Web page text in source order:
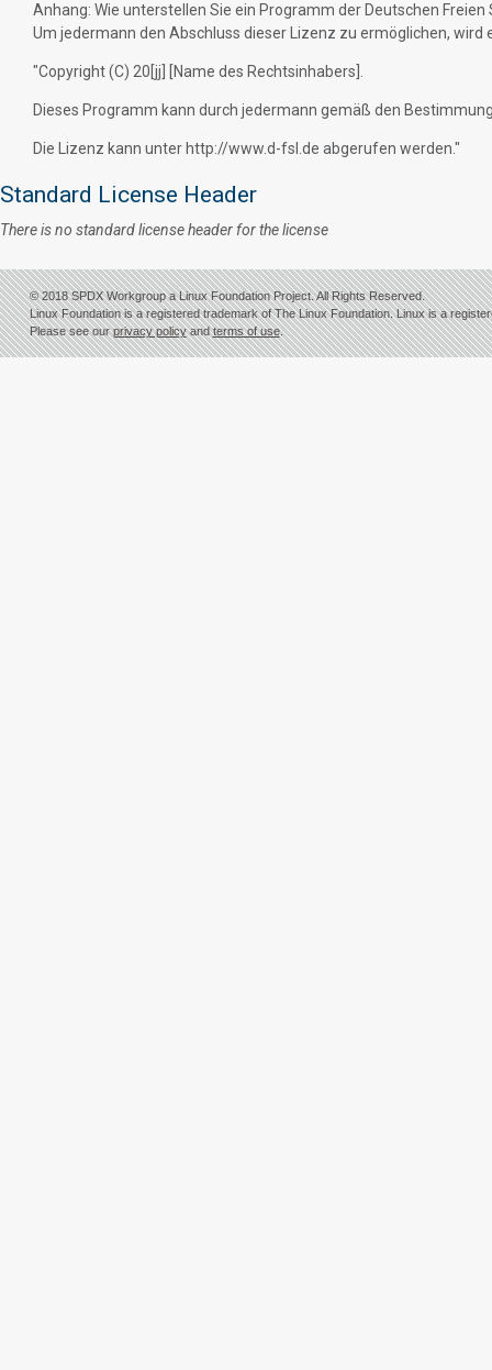
Anhang: Wie unterstellen Sie ein Programm der Deutschen
Um jedermann den Abschluss dieser Lizenz zu ermöglichen,
"Copyright (C) 20[jj] [Name des Rechtsinhabers].
Dieses Programm kann durch jedermann gemäß den
Die Lizenz kann unter http://www.d-fsl.de abgerufen werden."
Standard License Header
There is no standard license header for the license
© 2018 SPDX Workgroup a Linux Foundation Project. All Rights Reserved.
Linux Foundation is a registered trademark of The Linux Foundation. Linux is a
Please see ourprivacy policyandterms of use.